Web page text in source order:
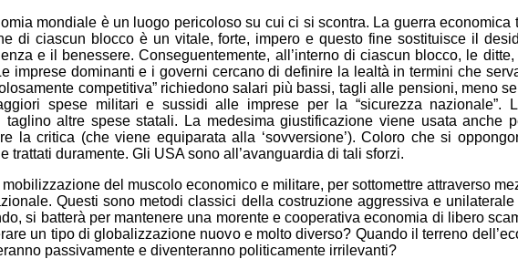
mondiale è un luogo pericoloso su cui ci si scontra. La guerra
di ciascun blocco è un vitale, forte, impero e questo fine sostituisce il
e il benessere. Conseguentemente, all’interno di ciascun blocco, le
imprese dominanti e i governi cercano di definire la lealtà in termini che
competitiva” richiedono salari più bassi, tagli alle pensioni, meno
spese militari e sussidi alle imprese per la “sicurezza nazionale”.
taglino altre spese statali. La medesima giustificazione viene usata anche
la critica (che viene equiparata alla ‘sovversione’). Coloro che si
trattati duramente. Gli USA sono all’avanguardia di tali sforzi.
del muscolo economico e militare, per sottomettre attraverso
Questi sono metodi classici della costruzione aggressiva e
si batterà per mantenere una morente e cooperativa economia di libero
un tipo di globalizzazione nuovo e molto diverso? Quando il terreno
passivamente e diventeranno politicamente irrilevanti?